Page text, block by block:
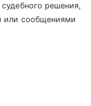
решения,
или сообщениями